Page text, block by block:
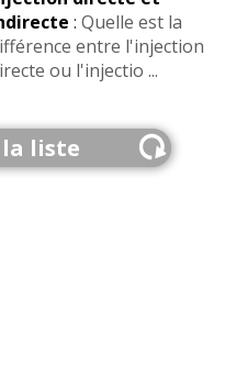
: Quelle est la
entre l'injection
ou l'injectio ...
la liste